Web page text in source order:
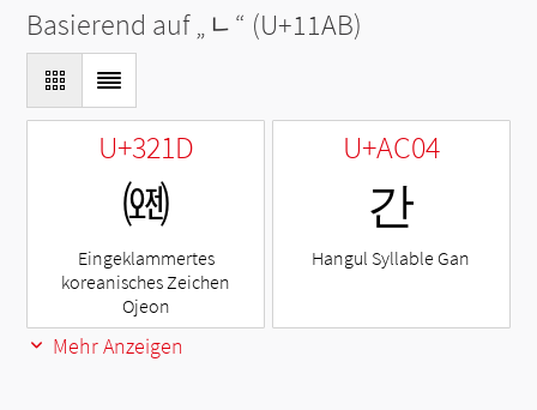
Basierend auf „ ᆫ“ (U+11AB)
U+321D
㈝
Eingeklammertes
koreanisches Zeichen
Ojeon
U+AC04
간
Hangul Syllable Gan
Mehr Anzeigen